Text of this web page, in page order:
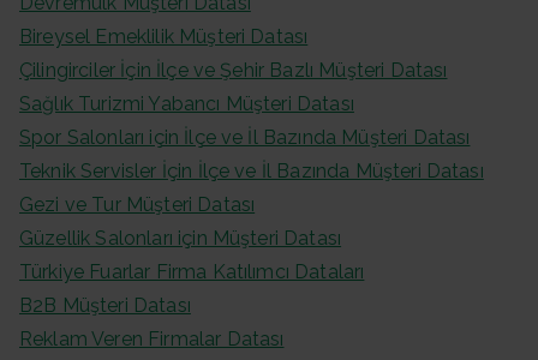
Bireysel Emeklilik Müşteri Datası
Çilingirciler İçin İlçe ve Şehir Bazlı Müşteri Datası
Sağlık Turizmi Yabancı Müşteri Datası
Spor Salonları için İlçe ve İl Bazında Müşteri Datası
Teknik Servisler İçin İlçe ve İl Bazında Müşteri Datası
Gezi ve Tur Müşteri Datası
Güzellik Salonları için Müşteri Datası
Türkiye Fuarlar Firma Katılımcı Dataları
B2B Müşteri Datası
Reklam Veren Firmalar Datası